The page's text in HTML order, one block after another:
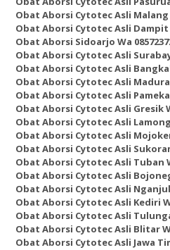
Obat Aborsi Cytotec Asli Malang
Obat Aborsi Cytotec Asli Dampit
Obat Aborsi Sidoarjo Wa
Obat Aborsi Cytotec Asli
Obat Aborsi Cytotec Asli
Obat Aborsi Cytotec Asli Madura
Obat Aborsi Cytotec Asli
Obat Aborsi Cytotec Asli Gresik
Obat Aborsi Cytotec Asli
Obat Aborsi Cytotec Asli
Obat Aborsi Cytotec Asli
Obat Aborsi Cytotec Asli Tuban
Obat Aborsi Cytotec Asli
Obat Aborsi Cytotec Asli Nganjuk
Obat Aborsi Cytotec Asli Kediri
Obat Aborsi Cytotec Asli
Obat Aborsi Cytotec Asli Blitar
Obat Aborsi Cytotec Asli Jawa